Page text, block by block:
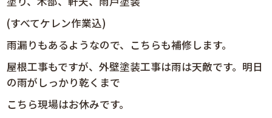
(すべてケレン作業込)
雨漏りもあるようなので、こちらも補修します。
屋根工事もですが、外壁塗装工事は雨は天敵です。明日
の雨がしっかり乾くまで
こちら現場はお休みです。